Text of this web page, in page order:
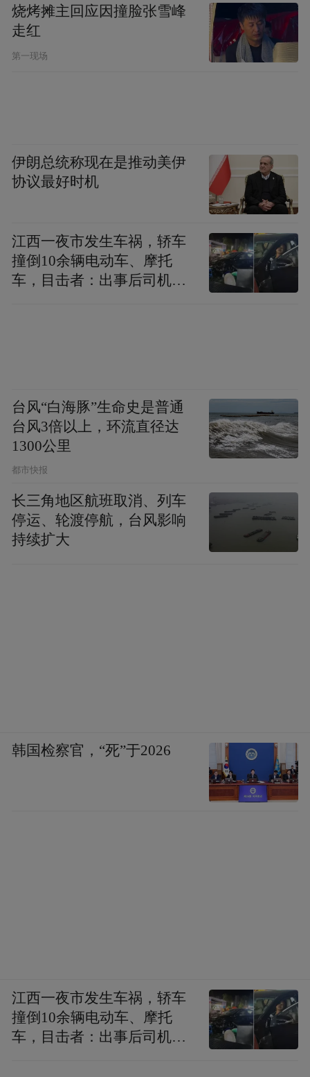
烧烤摊主回应因撞脸张雪峰
走红
第一现场
伊朗总统称现在是推动美伊
协议最好时机
江西一夜市发生车祸，轿车
撞倒10余辆电动车、摩托
车，目击者：出事后司机一
台风“白海豚”生命史是普通
台风3倍以上，环流直径达
1300公里
都市快报
长三角地区航班取消、列车
停运、轮渡停航，台风影响
持续扩大
韩国检察官，“死”于2026
江西一夜市发生车祸，轿车
撞倒10余辆电动车、摩托
车，目击者：出事后司机一